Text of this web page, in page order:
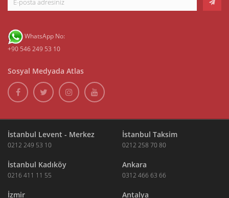
WhatsApp No:
+90 546 249 53 10
Sosyal Medyada Atlas
İstanbul Levent - Merkez
0212 249 53 10
İstanbul Taksim
0212 258 70 80
İstanbul Kadıköy
0216 411 11 55
Ankara
0312 466 63 66
İzmir Antalya